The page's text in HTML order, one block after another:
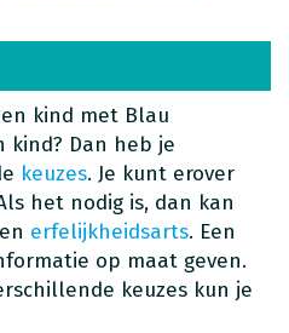
kind met Blau
kind? Dan heb je
keuzes. Je kunt erover
het nodig is, dan kan
erfelijkheidsarts. Een
op maat geven.
keuzes kun je